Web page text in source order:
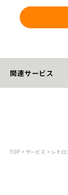
関連サービス
TOP サービス レトロ